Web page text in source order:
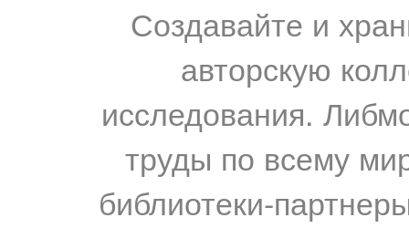
Создавайте и
авторскую
исследования.
труды по всему
библиотеки-